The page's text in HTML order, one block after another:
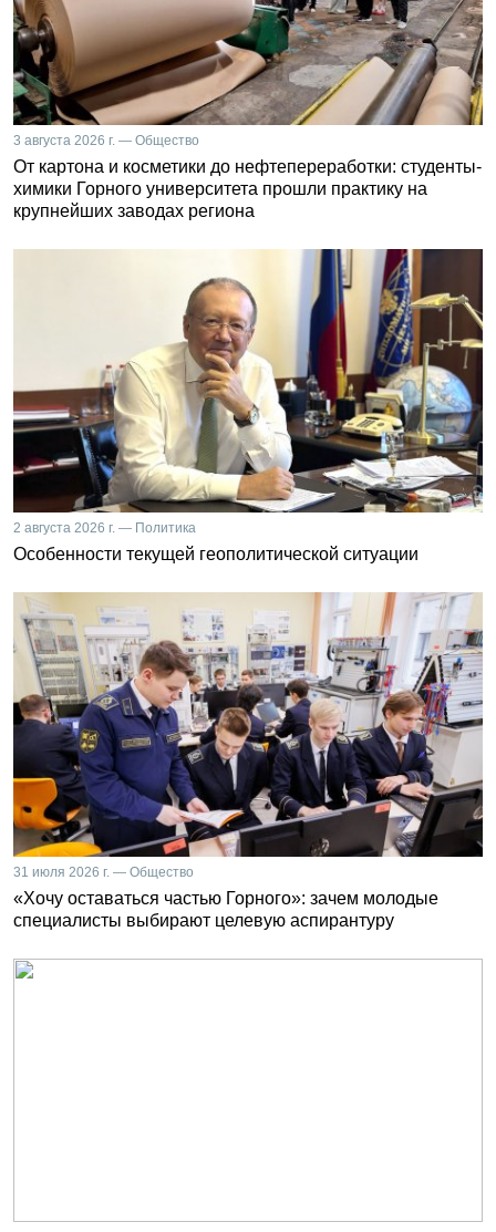
3 августа 2026 г. — Общество
От картона и косметики до нефтепереработки: студенты-
химики Горного университета прошли практику на
крупнейших заводах региона
2 августа 2026 г. — Политика
Особенности текущей геополитической ситуации
31 июля 2026 г. — Общество
«Хочу оставаться частью Горного»: зачем молодые
специалисты выбирают целевую аспирантуру